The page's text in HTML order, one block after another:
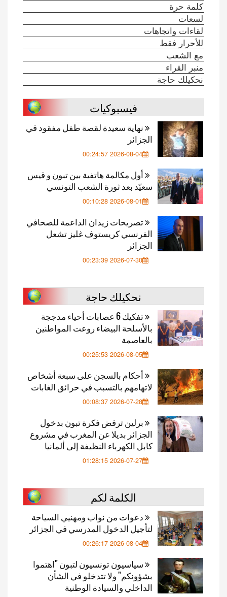
كلمة حرة
لسعات
لقاءات واتجاهات
للأحرار فقط
مع الشعب
منبر القراء
نحكيلك حاجة
فيسبوكيات
نهاية سعيدة لقصة طفل مفقود في
الجزائر
2026-08-04 00:24:57
أول مكالمة هاتفية بين تبون و قيس
سعيّد بعد ثورة الشعب التونسي
2026-08-01 00:10:28
تصريحات زيدان الداعمة للصحافي
الفرنسي كريستوف غليز تشعل
الجزائر
2026-07-30 00:23:39
نحكيلك حاجة
تفكيك 6 عصابات أحياء مدججة
بالأسلحة البيضاء روعت المواطنين
بالعاصمة
2026-08-05 00:25:53
أحكام بالسجن على سبعة أشخاص
لاتهامهم بالتسبب في حرائق الغابات
2026-07-28 00:08:37
برلين ترفض فكرة تبون بدخول
الجزائر بديلا عن المغرب في مشروع
كابل الكهرباء النظيفة إلى ألمانيا
2026-07-27 01:28:15
الكلمة لكم
دعوات من نواب ومهنيي السياحة
لتأجيل الدخول المدرسي في الجزائر
2026-08-04 00:26:17
سياسيون تونسيون لتبون "اهتموا
بشؤونكم" ولا تتدخلو في الشأن
الداخلي والسيادة الوطنية